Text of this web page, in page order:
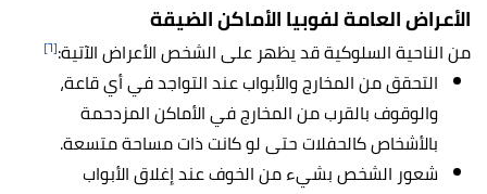
الأعراض العامة لفوبيا الأماكن الضيقة
من الناحية السلوكية قد يظهر على الشخص الأعراض الآتية:[٦]
التحقق من المخارج والأبواب عند التواجد في أي قاعة،
والوقوف بالقرب من المخارج في الأماكن المزدحمة
بالأشخاص كالحفلات حتى لو كانت ذات مساحة متسعة.
شعور الشخص بشيء من الخوف عند إغلاق الأبواب